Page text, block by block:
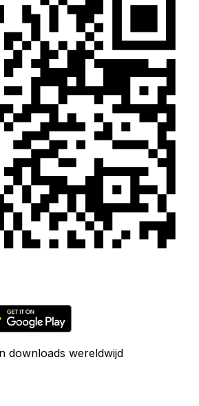
downloads wereldwijd